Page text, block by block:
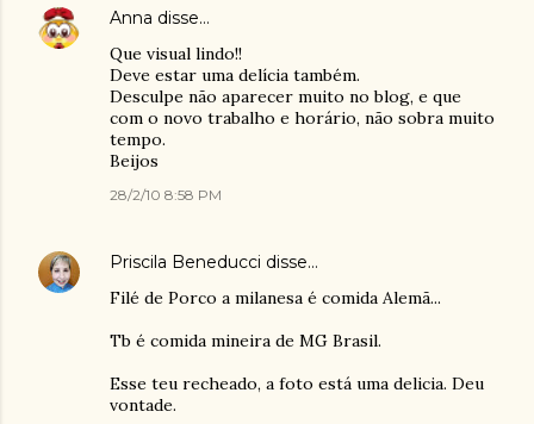
Anna disse…
Que visual lindo!!
Deve estar uma delícia também.
Desculpe não aparecer muito no blog, e que
com o novo trabalho e horário, não sobra muito
tempo.
Beijos
28/2/10 8:58 PM
Priscila Beneducci disse…
Filé de Porco a milanesa é comida Alemã...
Tb é comida mineira de MG Brasil.
Esse teu recheado, a foto está uma delicia. Deu
vontade.